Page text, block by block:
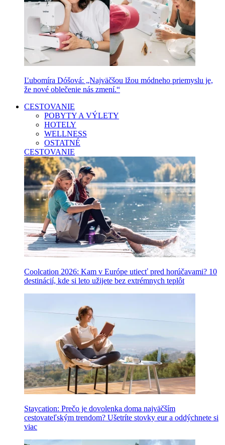
Ľubomíra Dóšová: „Najväčšou lžou módneho priemyslu je,
že nové oblečenie nás zmení.“
CESTOVANIE
POBYTY A VÝLETY
HOTELY
WELLNESS
OSTATNÉ
CESTOVANIE
Coolcation 2026: Kam v Európe utiecť pred horúčavami? 10
destinácií, kde si leto užijete bez extrémnych teplôt
Staycation: Prečo je dovolenka doma najväčším
cestovateľským trendom? Ušetríte stovky eur a oddýchnete si
viac